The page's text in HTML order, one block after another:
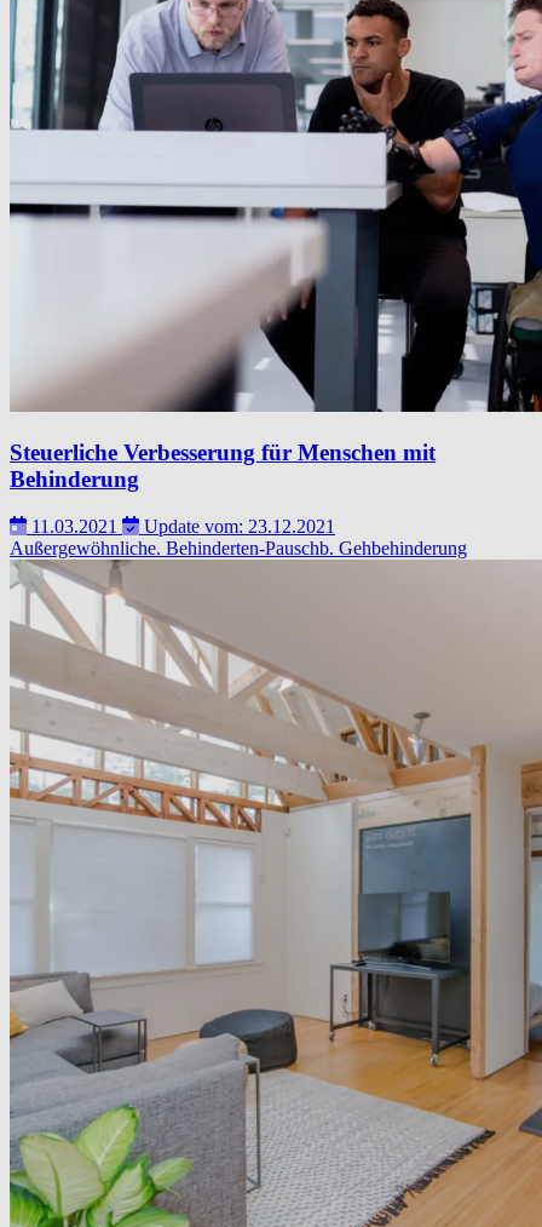
Steuerliche Verbesserung für Menschen mit
Behinderung
11.03.2021
Update vom: 23.12.2021
Außergewöhnliche. Behinderten-Pauschb. Gehbehinderung